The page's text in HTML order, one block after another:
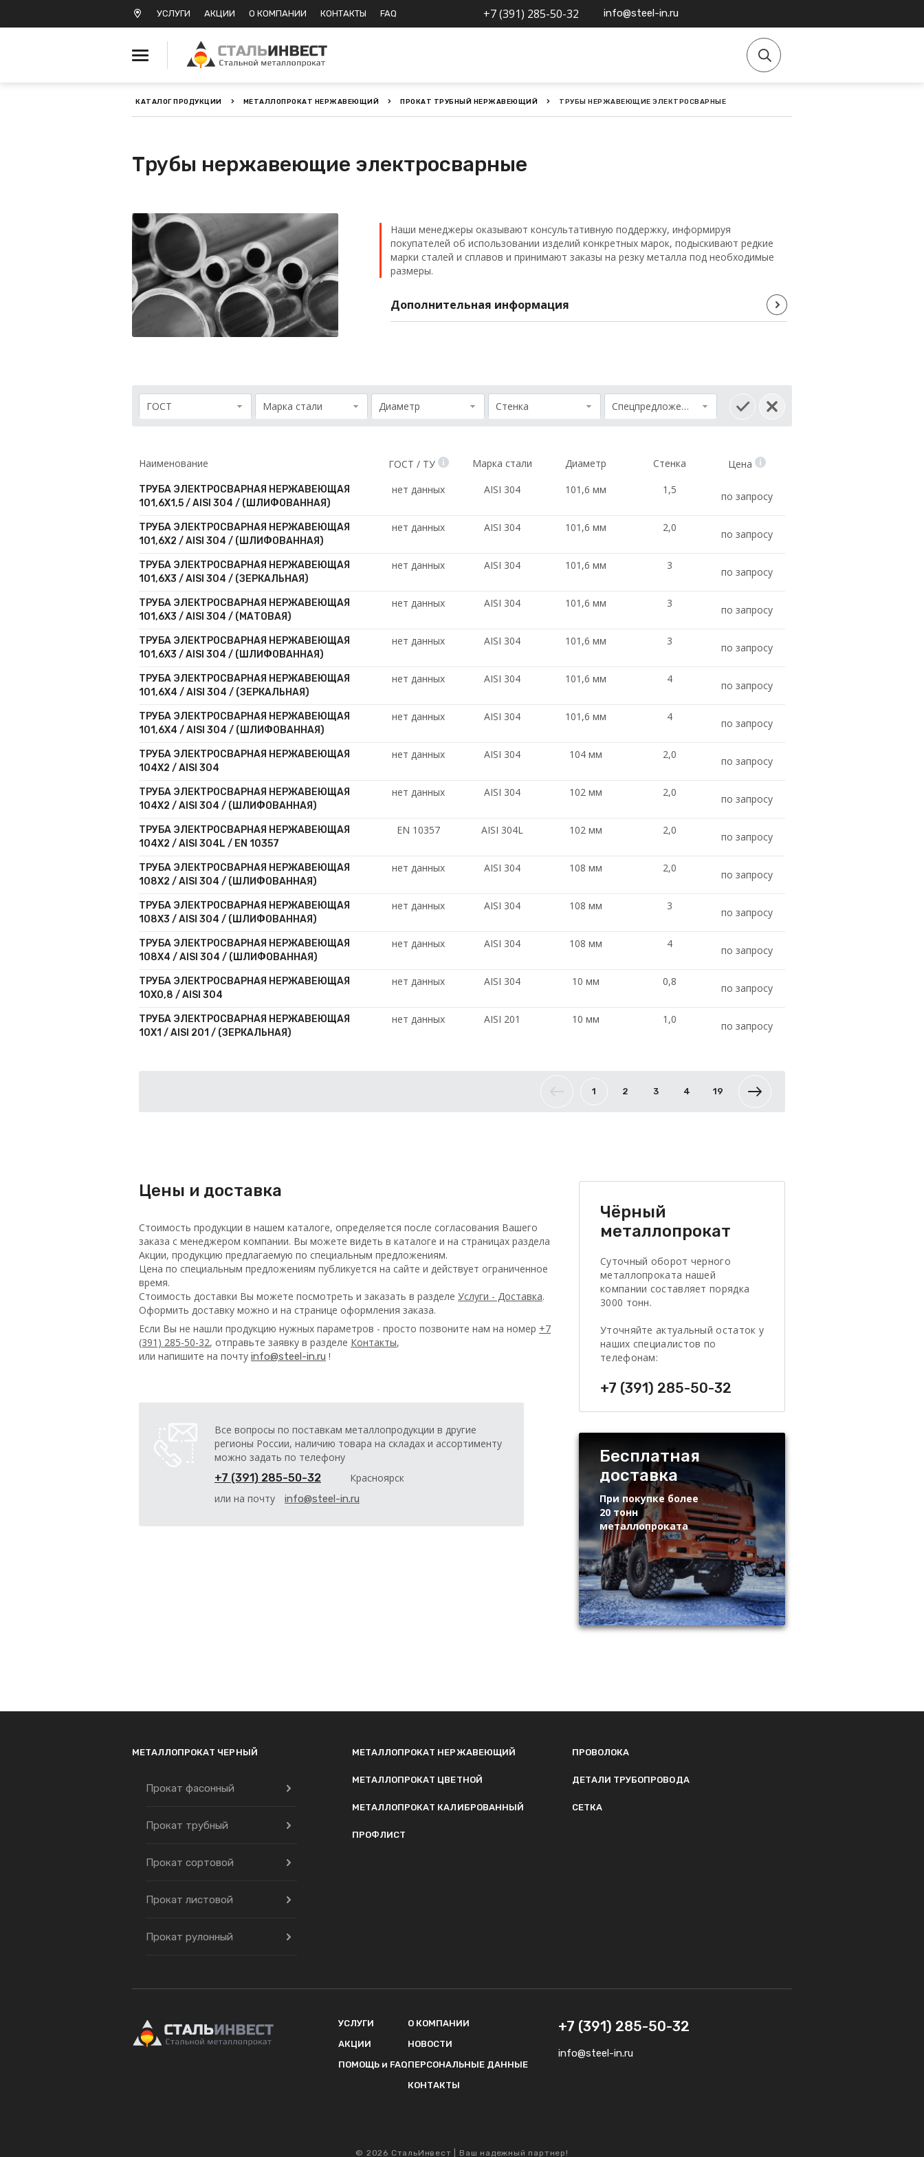
УСЛУГИ АКЦИИ О КОМПАНИИ КОНТАКТЫ FAQ +7 (391) 285-50-32 info@steel-in.ru
Металлопрокат
нержавеющий
Металлопрокат
калиброванный
Профлист
Сетка
КАТАЛОГ ПРОДУКЦИИ МЕТАЛЛОПРОКАТ НЕРЖАВЕЮЩИЙ ПРОКАТ ТРУБНЫЙ НЕРЖАВЕЮЩИЙ ТРУБЫ НЕРЖАВЕЮЩИЕ ЭЛЕКТРОСВАРНЫЕ
ГОСТ Марка стали Диаметр Стенка Спецпредложение
Трубы нержавеющие электросварные
Наши менеджеры оказывают консультативную поддержку, информируя
покупателей об использовании изделий конкретных марок, подыскивают редкие
марки сталей и сплавов и принимают заказы на резку металла под необходимые
размеры.
Дополнительная информация
Наименование ГОСТ / ТУ Марка стали Диаметр Стенка Цена
ТРУБА ЭЛЕКТРОСВАРНАЯ НЕРЖАВЕЮЩАЯ
101,6Х1,5 / AISI 304 / (ШЛИФОВАННАЯ)
нет данных AISI 304 101,6 мм 1,5
по запросу
ТРУБА ЭЛЕКТРОСВАРНАЯ НЕРЖАВЕЮЩАЯ
101,6Х2 / AISI 304 / (ШЛИФОВАННАЯ)
нет данных AISI 304 101,6 мм 2,0
по запросу
ТРУБА ЭЛЕКТРОСВАРНАЯ НЕРЖАВЕЮЩАЯ
101,6Х3 / AISI 304 / (ЗЕРКАЛЬНАЯ)
нет данных AISI 304 101,6 мм 3
по запросу
ТРУБА ЭЛЕКТРОСВАРНАЯ НЕРЖАВЕЮЩАЯ
101,6Х3 / AISI 304 / (МАТОВАЯ)
нет данных AISI 304 101,6 мм 3
по запросу
ТРУБА ЭЛЕКТРОСВАРНАЯ НЕРЖАВЕЮЩАЯ
101,6Х3 / AISI 304 / (ШЛИФОВАННАЯ)
нет данных AISI 304 101,6 мм 3
по запросу
ТРУБА ЭЛЕКТРОСВАРНАЯ НЕРЖАВЕЮЩАЯ
101,6Х4 / AISI 304 / (ЗЕРКАЛЬНАЯ)
нет данных AISI 304 101,6 мм 4
по запросу
ТРУБА ЭЛЕКТРОСВАРНАЯ НЕРЖАВЕЮЩАЯ
101,6Х4 / AISI 304 / (ШЛИФОВАННАЯ)
нет данных AISI 304 101,6 мм 4
по запросу
ТРУБА ЭЛЕКТРОСВАРНАЯ НЕРЖАВЕЮЩАЯ
104Х2 / AISI 304
нет данных AISI 304 104 мм 2,0
по запросу
ТРУБА ЭЛЕКТРОСВАРНАЯ НЕРЖАВЕЮЩАЯ
104Х2 / AISI 304 / (ШЛИФОВАННАЯ)
нет данных AISI 304 102 мм 2,0
по запросу
ТРУБА ЭЛЕКТРОСВАРНАЯ НЕРЖАВЕЮЩАЯ
104Х2 / AISI 304L / EN 10357
EN 10357 AISI 304L 102 мм 2,0
по запросу
ТРУБА ЭЛЕКТРОСВАРНАЯ НЕРЖАВЕЮЩАЯ
108Х2 / AISI 304 / (ШЛИФОВАННАЯ)
нет данных AISI 304 108 мм 2,0
по запросу
ТРУБА ЭЛЕКТРОСВАРНАЯ НЕРЖАВЕЮЩАЯ
108Х3 / AISI 304 / (ШЛИФОВАННАЯ)
нет данных AISI 304 108 мм 3
по запросу
ТРУБА ЭЛЕКТРОСВАРНАЯ НЕРЖАВЕЮЩАЯ
108Х4 / AISI 304 / (ШЛИФОВАННАЯ)
нет данных AISI 304 108 мм 4
по запросу
ТРУБА ЭЛЕКТРОСВАРНАЯ НЕРЖАВЕЮЩАЯ
10Х0,8 / AISI 304
нет данных AISI 304 10 мм 0,8
по запросу
ТРУБА ЭЛЕКТРОСВАРНАЯ НЕРЖАВЕЮЩАЯ
10Х1 / AISI 201 / (ЗЕРКАЛЬНАЯ)
нет данных AISI 201 10 мм 1,0
по запросу
1 2 3 4 19
Цены и доставка
Стоимость продукции в нашем каталоге, определяется после согласования Вашего
заказа с менеджером компании. Вы можете видеть в каталоге и на страницах раздела
Акции, продукцию предлагаемую по специальным предложениям.
Цена по специальным предложениям публикуется на сайте и действует ограниченное
время.
Стоимость доставки Вы можете посмотреть и заказать в разделе Услуги - Доставка.
Оформить доставку можно и на странице оформления заказа.
Если Вы не нашли продукцию нужных параметров - просто позвоните нам на номер +7
(391) 285-50-32, отправьте заявку в разделе Контакты,
или напишите на почту info@steel-in.ru !
Все вопросы по поставкам металлопродукции в другие
регионы России, наличию товара на складах и ассортименту
можно задать по телефону
+7 (391) 285-50-32
Красноярск
или на почту
info@steel-in.ru
Чёрный
металлопрокат
Суточный оборот черного
металлопроката нашей
компании составляет порядка
3000 тонн.
Уточняйте актуальный остаток у
наших специалистов по
телефонам:
+7 (391) 285-50-32
Бесплатная
доставка
При покупке более
20 тонн
металлопроката
МЕТАЛЛОПРОКАТ ЧЕРНЫЙ
Прокат фасонный
Прокат трубный
Прокат сортовой
Прокат листовой
Прокат рулонный
МЕТАЛЛОПРОКАТ НЕРЖАВЕЮЩИЙ
МЕТАЛЛОПРОКАТ ЦВЕТНОЙ
МЕТАЛЛОПРОКАТ КАЛИБРОВАННЫЙ
ПРОФЛИСТ
ПРОВОЛОКА
ДЕТАЛИ ТРУБОПРОВОДА
СЕТКА
УСЛУГИ
АКЦИИ
ПОМОЩЬ и FAQ
О КОМПАНИИ
НОВОСТИ
ПЕРСОНАЛЬНЫЕ ДАННЫЕ
КОНТАКТЫ
+7 (391) 285-50-32
info@steel-in.ru
© 2026 СтальИнвест | Ваш надежный партнер!